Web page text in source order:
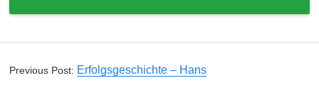
Previous Post: Erfolgsgeschichte – Hans